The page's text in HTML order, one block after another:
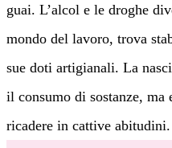
guai. L’alcol e le droghe
mondo del lavoro, trova
sue doti artigianali. La
il consumo di sostanze,
ricadere in cattive abitudini.